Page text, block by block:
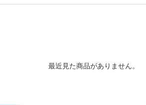
最近見た商品がありません。